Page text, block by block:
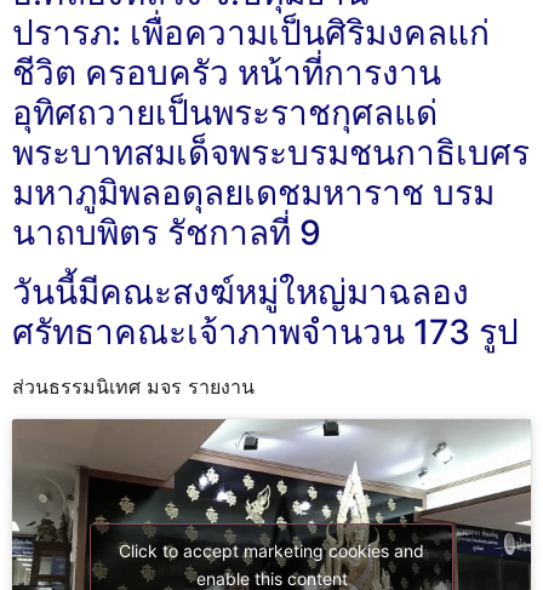
ปรารภ: เพื่อความเป็นศิริมงคลแก่
ชีวิต ครอบครัว หน้าที่การงาน
อุทิศถวายเป็นพระราชกุศลแด่
พระบาทสมเด็จพระบรมชนกาธิเบศร
มหาภูมิพลอดุลยเดชมหาราช บรม
นาถบพิตร รัชกาลที่ 9
วันนี้มีคณะสงฆ์หมู่ใหญ่มาฉลอง
ศรัทธาคณะเจ้าภาพจำนวน 173 รูป
ส่วนธรรมนิเทศ มจร รายงาน
Click to accept marketing cookies and
enable this content